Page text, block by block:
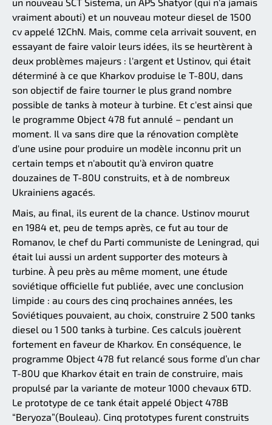
vraiment abouti) et un nouveau moteur diesel de 1500
cv appelé 12ChN. Mais, comme cela arrivait souvent, en
essayant de faire valoir leurs idées, ils se heurtèrent à
deux problèmes majeurs : l'argent et Ustinov, qui était
déterminé à ce que Kharkov produise le T-80U, dans
son objectif de faire tourner le plus grand nombre
possible de tanks à moteur à turbine. Et c'est ainsi que
le programme Object 478 fut annulé – pendant un
moment. Il va sans dire que la rénovation complète
d'une usine pour produire un modèle inconnu prit un
certain temps et n'aboutit qu'à environ quatre
douzaines de T-80U construits, et à de nombreux
Ukrainiens agacés.
Mais, au final, ils eurent de la chance. Ustinov mourut
en 1984 et, peu de temps après, ce fut au tour de
Romanov, le chef du Parti communiste de Leningrad, qui
était lui aussi un ardent supporter des moteurs à
turbine. À peu près au même moment, une étude
soviétique officielle fut publiée, avec une conclusion
limpide : au cours des cinq prochaines années, les
Soviétiques pouvaient, au choix, construire 2 500 tanks
diesel ou 1 500 tanks à turbine. Ces calculs jouèrent
fortement en faveur de Kharkov. En conséquence, le
programme Object 478 fut relancé sous forme d’un char
T-80U que Kharkov était en train de construire, mais
propulsé par la variante de moteur 1000 chevaux 6TD.
Le prototype de ce tank était appelé Object 478B
“Beryoza”(Bouleau). Cinq prototypes furent construits